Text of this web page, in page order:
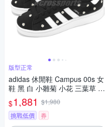
版型正常
adidas 休閒鞋 Campus 00s 女
鞋 黑 白 小雛菊 小花 三葉草 愛
迪達 IF9640
$1,881 $1,980
挑戰低價
券